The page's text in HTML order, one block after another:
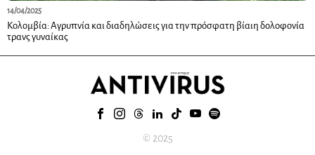
14/04/2025
Κολομβία: Αγρυπνία και διαδηλώσεις για την πρόσφατη βίαιη δολοφονία
τρανς γυναίκας
© 2025